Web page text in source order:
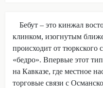
Бебут – это кинжал
клинком, изогнутым
происходит от тюркского
«бедро». Впервые этот
на Кавказе, где местное
торговые связи с